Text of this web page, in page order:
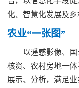
化、智慧化发展及乡
农业“一张图”
以遥感影像、
核资、农村房地一
展示、分析，满足